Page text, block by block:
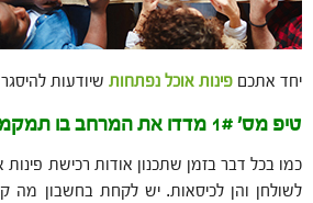
יחד אתכם פינות אוכל נפתחות שיודעות
טיפ מס' 1# מדדו את המרחב בו תמקמו פינות אוכל נפתחות
כמו בכל דבר בזמן שתכנון אודות רכישת
לשולחן והן לכיסאות. יש לקחת בחשבון